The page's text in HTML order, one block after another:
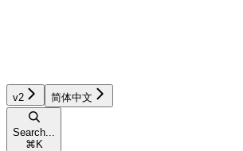
v2 简体中文
Search...
⌘ K